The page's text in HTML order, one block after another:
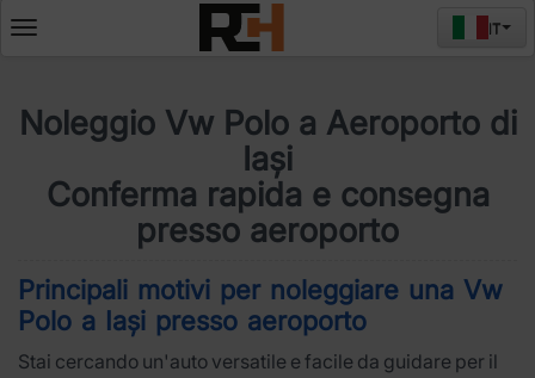
Deschide
IT
Noleggio Vw Polo a Aeroporto di
Iași
Conferma rapida e consegna
presso aeroporto
Principali motivi per noleggiare una Vw
Polo a Iași presso aeroporto
Stai cercando un'auto versatile e facile da guidare per il